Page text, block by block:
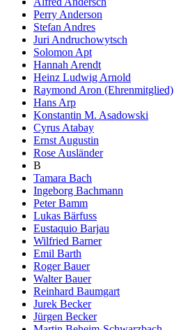
Perry Anderson
Stefan Andres
Juri Andruchowytsch
Solomon Apt
Hannah Arendt
Heinz Ludwig Arnold
Raymond Aron (Ehrenmitglied)
Hans Arp
Konstantin M. Asadowski
Cyrus Atabay
Ernst Augustin
Rose Ausländer
B
Tamara Bach
Ingeborg Bachmann
Peter Bamm
Lukas Bärfuss
Eustaquio Barjau
Wilfried Barner
Emil Barth
Roger Bauer
Walter Bauer
Reinhard Baumgart
Jurek Becker
Jürgen Becker